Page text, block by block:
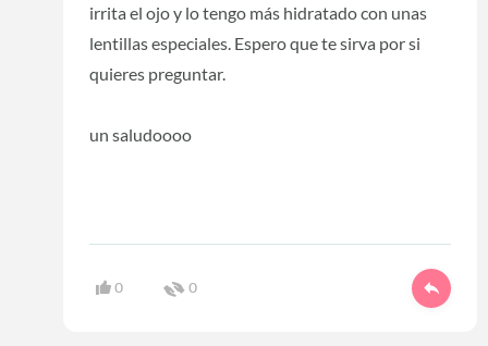
irrita el ojo y lo tengo más hidratado con unas
lentillas especiales. Espero que te sirva por si
quieres preguntar.
un saludoooo
0 0